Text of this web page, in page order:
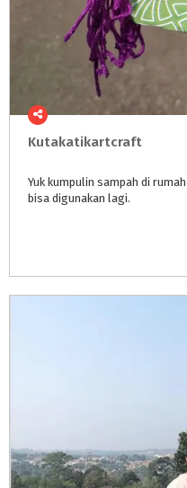
Kutakatikartcraft
Yuk kumpulin sampah di rumah
bisa digunakan lagi.